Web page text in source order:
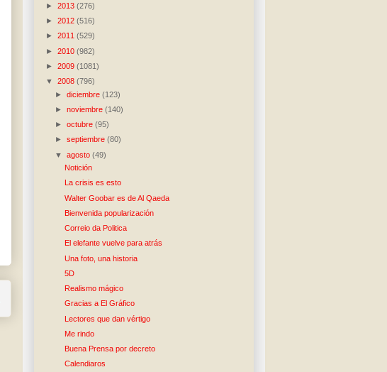
► 2013 (276)
► 2012 (516)
► 2011 (529)
► 2010 (982)
► 2009 (1081)
▼ 2008 (796)
►diciembre(123)
►noviembre(140)
►octubre(95)
►septiembre(80)
▼agosto(49)
Notición
La crisis es esto
Walter Goobar es de Al Qaeda
Bienvenida popularización
Correio da Politica
El elefante vuelve para atrás
Una foto, una historia
5D
Realismo mágico
Gracias a El Gráfico
Lectores que dan vértigo
Me rindo
Buena Prensa por decreto
Calendiaros